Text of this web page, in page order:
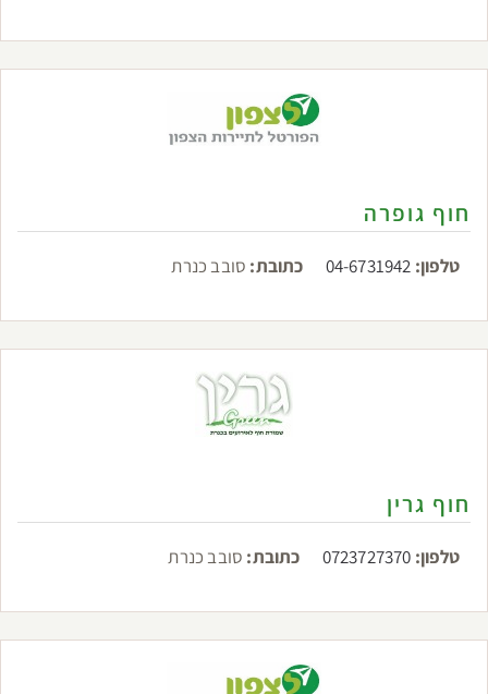
חוף גופרה
טלפון: 04-6731942 כתובת: סובב כנרת
חוף גרין
טלפון: 0723727370 כתובת: סובב כנרת